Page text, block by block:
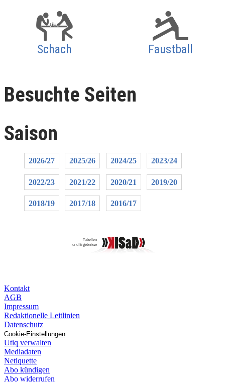
Schach Faustball
Besuchte Seiten
Saison
2026/27 2025/26 2024/25 2023/24
2022/23 2021/22 2020/21 2019/20
2018/19 2017/18 2016/17
Kontakt
AGB
Impressum
Redaktionelle Leitlinien
Datenschutz
Cookie-Einstellungen
Utiq verwalten
Mediadaten
Netiquette
Abo kündigen
Abo widerrufen